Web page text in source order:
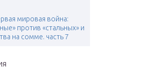
мировая война:
против «стальных» и
на сомме. часть 7